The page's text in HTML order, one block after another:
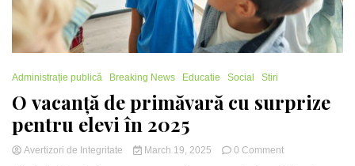
Administrație publică Breaking News Educatie Social Stiri
O vacanță de primăvară cu surprize
pentru elevi în 2025
Avertizori de Integritate March 19, 2025 0 Commenton